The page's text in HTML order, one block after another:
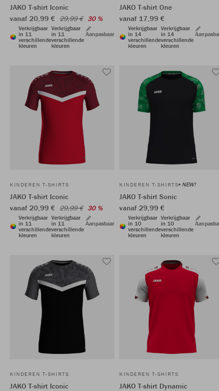
JAKO T-shirt Iconic
vanaf 20,99 € 29,99 € 30 %
Verkrijgbaar
in 11
verschillende
kleuren
Verkrijgbaar
in 11
verschillende
kleuren
Aanpasbaar
JAKO T-shirt One
vanaf 17,99 €
Verkrijgbaar
in 14
verschillende
kleuren
Verkrijgbaar
in 14
verschillende
kleuren
KINDEREN T-SHIRTS
JAKO T-shirt Iconic
vanaf 20,99 € 29,99 € 30 %
Verkrijgbaar
in 11
verschillende
kleuren
Verkrijgbaar
in 11
verschillende
kleuren
Aanpasbaar
KINDEREN T-SHIRTS NEW!
JAKO T-shirt Sonic
vanaf 29,99 €
Verkrijgbaar
in 10
verschillende
kleuren
Verkrijgbaar
in 10
verschillende
kleuren
KINDEREN T-SHIRTS
JAKO T-shirt Iconic
KINDEREN T-SHIRTS
JAKO T-shirt Dynamic